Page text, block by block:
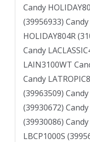
Candy
(39956933)
HOLIDAY804R
Candy
LAIN3100WT
Candy
(39963509)
(39930672)
(39930086)
LBCP1000S